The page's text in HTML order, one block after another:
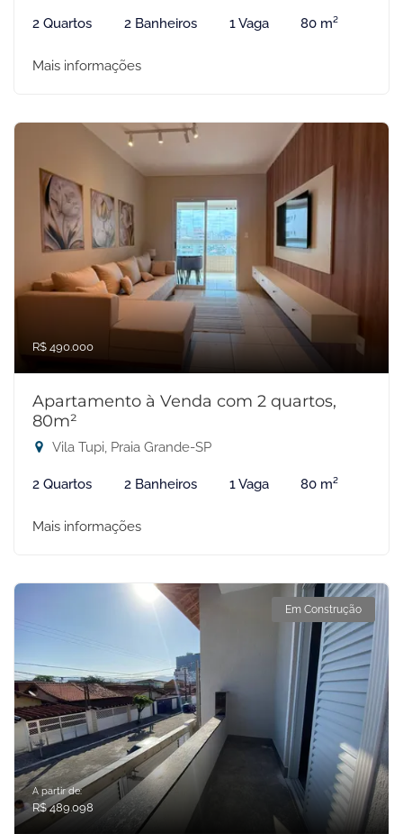
2 Quartos 2 Banheiros 1 Vaga 80 m²
Mais informações
R$ 490.000
Apartamento à Venda com 2 quartos,
80m²
Vila Tupi, Praia Grande-SP
2 Quartos 2 Banheiros 1 Vaga 80 m²
Mais informações
Em Construção
A partir de:
R$ 489.098